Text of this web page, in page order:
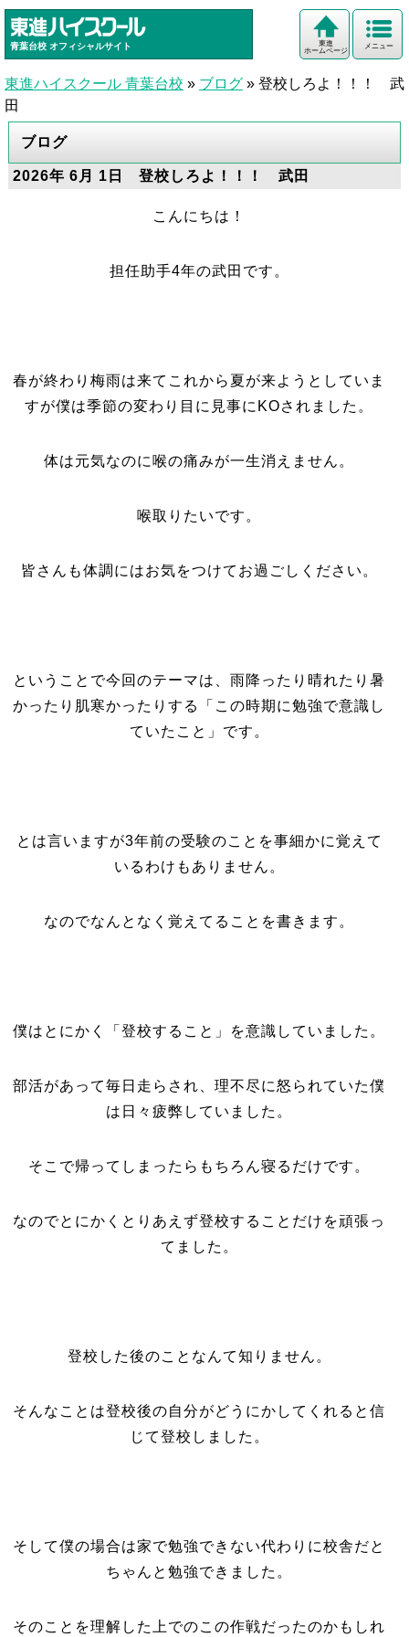
青葉台校 オフィシャルサイト メニュー
東進
ホームページ
東進ハイスクール 青葉台校 » ブログ » 登校しろよ！！！ 武
田
ブログ
2026年 6月 1日 登校しろよ！！！ 武田
こんにちは！
担任助手4年の武田です。
春が終わり梅雨は来てこれから夏が来ようとしていま
すが僕は季節の変わり目に見事にKOされました。
体は元気なのに喉の痛みが一生消えません。
喉取りたいです。
皆さんも体調にはお気をつけてお過ごしください。
ということで今回のテーマは、雨降ったり晴れたり暑
かったり肌寒かったりする「この時期に勉強で意識し
ていたこと」です。
とは言いますが3年前の受験のことを事細かに覚えて
いるわけもありません。
なのでなんとなく覚えてることを書きます。
僕はとにかく「登校すること」を意識していました。
部活があって毎日走らされ、理不尽に怒られていた僕
は日々疲弊していました。
そこで帰ってしまったらもちろん寝るだけです。
なのでとにかくとりあえず登校することだけを頑張っ
てました。
登校した後のことなんて知りません。
そんなことは登校後の自分がどうにかしてくれると信
じて登校しました。
そして僕の場合は家で勉強できない代わりに校舎だと
ちゃんと勉強できました。
そのことを理解した上でのこの作戦だったのかもしれ